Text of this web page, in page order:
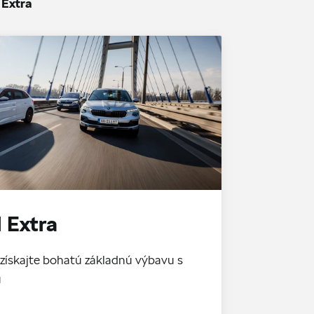
Extra
bohatú základnú výbavu s